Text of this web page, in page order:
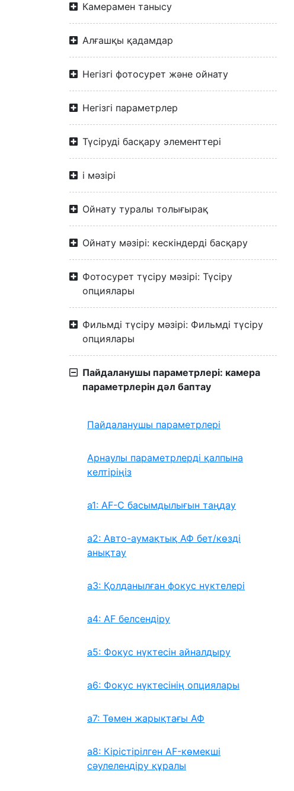
Камерамен танысу
Алғашқы қадамдар
Негізгі фотосурет және ойнату
Негізгі параметрлер
Түсіруді басқару элементтері
i мәзірі
Ойнату туралы толығырақ
Ойнату мәзірі: кескіндерді басқару
Фотосурет түсіру мәзірі: Түсіру
опциялары
Фильмді түсіру мәзірі: Фильмді түсіру
опциялары
Пайдаланушы параметрлері: камера
параметрлерін дәл баптау
Пайдаланушы параметрлері
Арнаулы параметрлерді қалпына
келтіріңіз
a1: AF-C басымдылығын таңдау
a2: Авто-аумақтық АФ бет/көзді
анықтау
a3: Қолданылған фокус нүктелері
a4: AF белсендіру
a5: Фокус нүктесін айналдыру
a6: Фокус нүктесінің опциялары
a7: Төмен жарықтағы АФ
a8: Кірістірілген AF-көмекші
сəулелендіру құралы